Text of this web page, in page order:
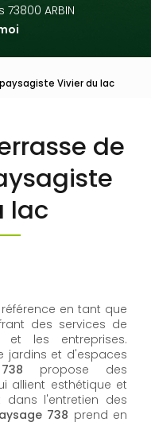
ARBIN
Vivier du lac
de
lac
en tant que
des services de
et les entreprises.
jardins et d'espaces
propose des
allient esthétique et
dans l'entretien des
738 prend en